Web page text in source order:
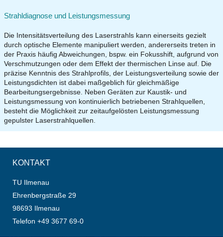
Strahldiagnose und Leistungsmessung
Die Intensitätsverteilung des Laserstrahls kann einerseits gezielt
durch optische Elemente manipuliert werden, andererseits treten in
der Praxis häufig Abweichungen, bspw. ein Fokusshift, aufgrund von
Verschmutzungen oder dem Effekt der thermischen Linse auf. Die
präzise Kenntnis des Strahlprofils, der Leistungsverteilung sowie der
Leistungsdichten ist dabei maßgeblich für gleichmäßige
Bearbeitungsergebnisse. Neben Geräten zur Kaustik- und
Leistungsmessung von kontinuierlich betriebenen Strahlquellen,
besteht die Möglichkeit zur zeitaufgelösten Leistungsmessung
gepulster Laserstrahlquellen.
KONTAKT
TU Ilmenau
Ehrenbergstraße 29
98693 Ilmenau
Telefon +49 3677 69-0